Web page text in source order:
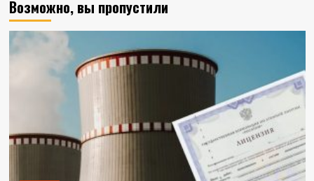
Возможно, вы пропустили